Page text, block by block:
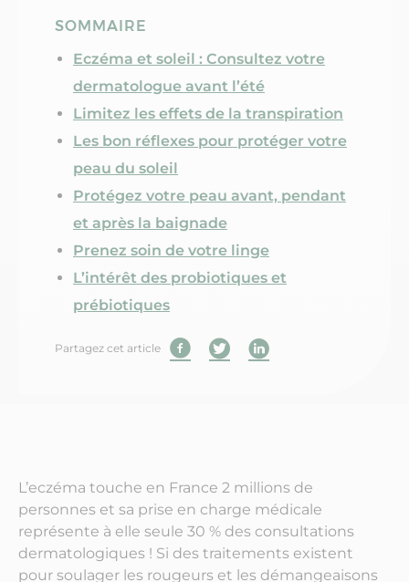
SOMMAIRE
Eczéma et soleil : Consultez votre
dermatologue avant l’été
Limitez les effets de la transpiration
Les bon réflexes pour protéger votre
peau du soleil
Protégez votre peau avant, pendant
et après la baignade
Prenez soin de votre linge
L’intérêt des probiotiques et
prébiotiques
Partagez cet article
L’eczéma touche en France 2 millions de
personnes et sa prise en charge médicale
représente à elle seule 30 % des consultations
dermatologiques ! Si des traitements existent
pour soulager les rougeurs et les démangeaisons